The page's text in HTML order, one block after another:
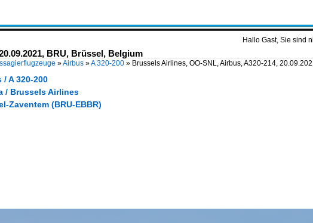
Hallo Gast, Sie sind
BRU, Brüssel, Belgium
»Airbus »A 320-200 » Brussels Airlines, OO-SNL, Airbus, A320-214,
A 320-200
/ Brussels Airlines
Zaventem (BRU-EBBR)